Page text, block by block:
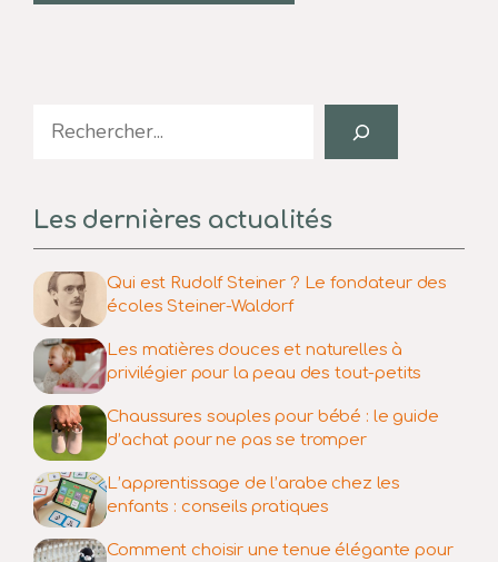
Search
Les dernières actualités
Qui est Rudolf Steiner ? Le fondateur des
écoles Steiner-Waldorf
Les matières douces et naturelles à
privilégier pour la peau des tout-petits
Chaussures souples pour bébé : le guide
d’achat pour ne pas se tromper
L’apprentissage de l’arabe chez les
enfants : conseils pratiques
Comment choisir une tenue élégante pour